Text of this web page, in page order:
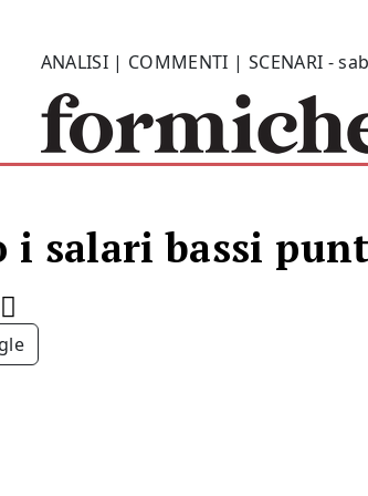
ANALISI | COMMENTI | SCENARI -
salari bassi